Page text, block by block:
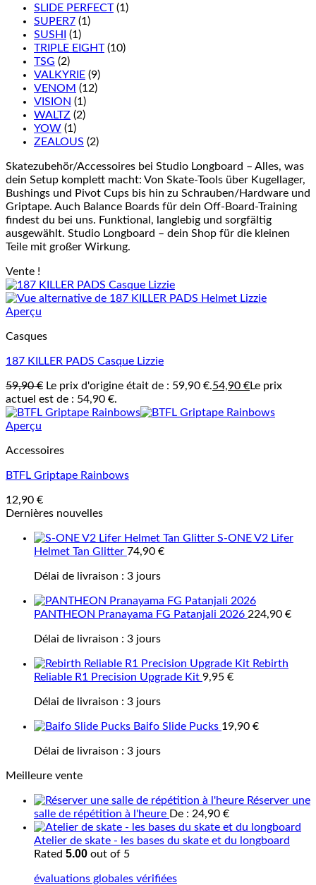
SLIDE PERFECT (1)
SUPER7 (1)
SUSHI
(1)
TRIPLE EIGHT (10)
TSG (2)
VALKYRIE (9)
VENOM (12)
VISION (1)
WALTZ (2)
YOW (1)
ZEALOUS (2)
Skatezubehör/Accessoires bei Studio Longboard – Alles, was
dein Setup komplett macht: Von Skate-Tools über Kugellager,
Bushings und Pivot Cups bis hin zu Schrauben/Hardware und
Griptape. Auch Balance Boards für dein Off-Board-Training
findest du bei uns. Funktional, langlebig und sorgfältig
ausgewählt. Studio Longboard – dein Shop für die kleinen
Teile mit großer Wirkung.
Vente !
Aperçu
Casques
187 KILLER PADS Casque Lizzie
59,90€ Le prix d'origine était de : 59,90 €.54,90 €Le prix
actuel est de : 54,90 €.
Aperçu
Accessoires
BTFL Griptape Rainbows
12,90 €
Dernières nouvelles
S-ONE V2 Lifer
Helmet Tan Glitter 74,90 €
Délai de livraison : 3 jours
PANTHEON Pranayama FG Patanjali 2026 224,90 €
Délai de livraison : 3 jours
Rebirth
Reliable R1 Precision Upgrade Kit 9,95 €
Délai de livraison : 3 jours
Baifo Slide Pucks 19,90 €
Délai de livraison : 3 jours
Meilleure vente
Réserver une
salle de répétition à l'heure De : 24,90 €
Atelier de skate - les bases du skate et du longboard
Rated 5.00 out of 5
évaluations globales vérifiées